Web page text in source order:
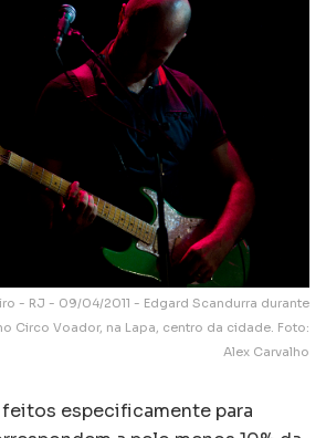
- RJ - 09/04/2011 - Edgard Scandurra durante
Circo Voador, na Lapa, centro da cidade. Foto:
Alex Carvalho
especificamente para